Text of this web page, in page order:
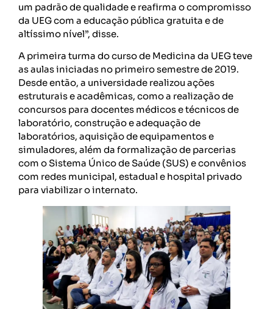
um padrão de qualidade e reafirma o compromisso
da UEG com a educação pública gratuita e de
altíssimo nível”, disse.
A primeira turma do curso de Medicina da UEG teve
as aulas iniciadas no primeiro semestre de 2019.
Desde então, a universidade realizou ações
estruturais e acadêmicas, como a realização de
concursos para docentes médicos e técnicos de
laboratório, construção e adequação de
laboratórios, aquisição de equipamentos e
simuladores, além da formalização de parcerias
com o Sistema Único de Saúde (SUS) e convênios
com redes municipal, estadual e hospital privado
para viabilizar o internato.